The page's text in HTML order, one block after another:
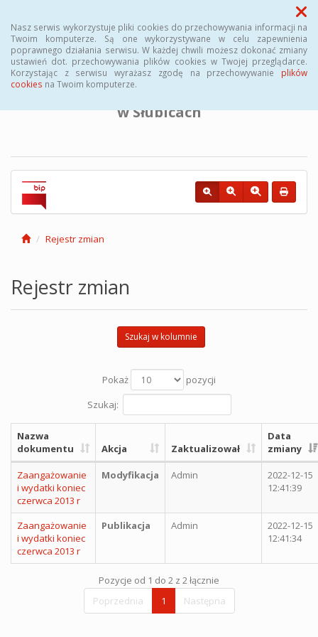
Nasz serwis wykorzystuje pliki cookies do przechowywania informacji na
Twoim komputerze. Są one wykorzystywane w celu zapewnienia
poprawnego działania serwisu. W każdej chwili możesz dokonać zmiany
ustawień dot. przechowywania plików cookies w Twojej przeglądarce.
Korzystając z serwisu wyrażasz zgodę na przechowywanie plików
cookies na Twoim komputerze.
Menu
BIULETYN INFORMACJI PUBLICZNEJ
Powiatowego Urzędu Pracy
w Słubicach
Rejestr zmian
Rejestr zmian
Szukaj w kolumnie
Pokaż
pozycji
Szukaj:
Nazwa
dokumentu
Akcja Zaktualizował
Data
zmiany
Zaangażowanie
i wydatki koniec
czerwca 2013 r
Modyfikacja Admin
2022-12-15
12:41:39
Zaangażowanie
i wydatki koniec
czerwca 2013 r
Publikacja Admin
2022-12-15
12:41:34
Pozycje od 1 do 2 z 2 łącznie
Poprzednia
1 Następna